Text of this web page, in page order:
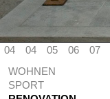
04 04 05 06 07
WOHNEN
SPORT